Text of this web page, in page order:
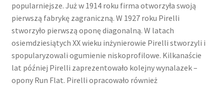
popularniejsze. Już w 1914 roku firma otworzyła swoją
pierwszą fabrykę zagraniczną. W 1927 roku Pirelli
stworzyło pierwszą oponę diagonalną. W latach
osiemdziesiątych XX wieku inżynierowie Pirelli stworzyli i
spopularyzowali ogumienie niskoprofilowe. Kilkanaście
lat później Pirelli zaprezentowało kolejny wynalazek –
opony Run Flat. Pirelli opracowało również